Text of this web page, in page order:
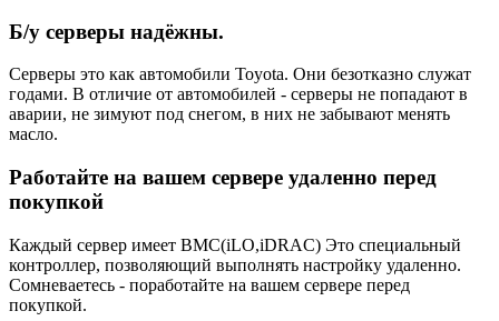
Б/у серверы надёжны.
Серверы это как автомобили Toyota. Они безотказно служат
годами. В отличие от автомобилей - серверы не попадают в
аварии, не зимуют под снегом, в них не забывают менять
масло.
Работайте на вашем сервере удаленно перед
покупкой
Каждый сервер имеет BMC(iLO,iDRAC) Это специальный
контроллер, позволяющий выполнять настройку удаленно.
Сомневаетесь - поработайте на вашем сервере перед
покупкой.